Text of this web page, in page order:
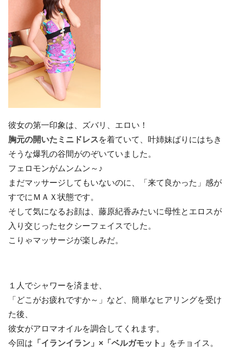
彼女の第一印象は、ズバリ、エロい！
胸元の開いたミニドレスを着ていて、叶姉妹ばりにはちき
そうな爆乳の谷間がのぞいていました。
フェロモンがムンムン～♪
まだマッサージしてもいないのに、「来て良かった」感が
すでにＭＡＸ状態です。
そして気になるお顔は、藤原紀香みたいに母性とエロスが
入り交じったセクシーフェイスでした。
こりゃマッサージが楽しみだ。
１人でシャワーを済ませ、
「どこがお疲れですか～」など、簡単なヒアリングを受け
た後、
彼女がアロマオイルを調合してくれます。
今回は 「イランイラン」×「ベルガモット」
をチョイス。